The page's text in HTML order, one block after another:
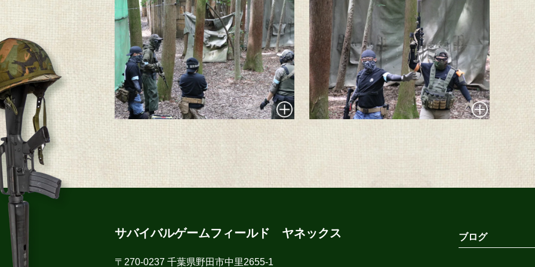
サバイバルゲームフィールド ヤネックス
〒270-0237 千葉県野田市中里2655-1
ブログ